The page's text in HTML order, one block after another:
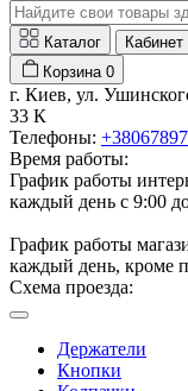
Каталог Кабинет
Корзина 0
г. Киев, ул.
33 К
Телефоны:
Время работы:
График работы
каждый день с 9:00
График работы
каждый день, кроме
Схема проезда:
Держатели
Кнопки